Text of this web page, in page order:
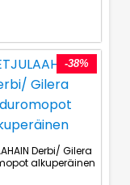
-38%
Derbi/ Gilera
alkuperäinen